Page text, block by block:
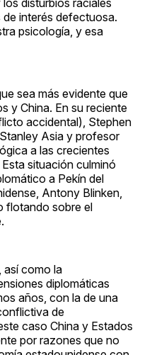
interés defectuosa.
psicología, y esa
sea más evidente que
y China. En su reciente
accidental), Stephen
Asia y profesor
a las crecientes
situación culminó
a Pekín del
Antony Blinken,
flotando sobre el
así como la
diplomáticas
años, con la de una
de
caso China y Estados
por razones que no